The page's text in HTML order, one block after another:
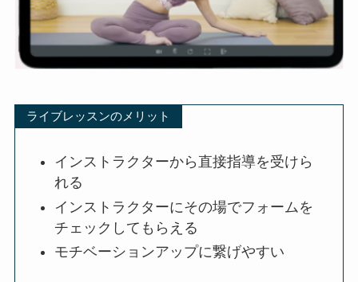
ライブレッスンのメリット
インストラクターから直接指導を受けら
れる
インストラクターにその場でフォームを
チェックしてもらえる
モチベーションアップに繋げやすい